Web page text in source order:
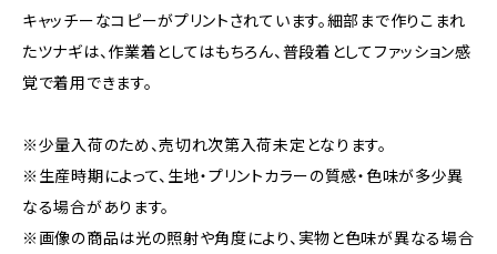
キャッチーなコピーがプリントされています。細部まで作りこまれ
たツナギは、作業着としてはもちろん、普段着としてファッション感
覚で着用できます。
※少量入荷のため、売切れ次第入荷未定となります。
※生産時期によって、生地・プリントカラーの質感・色味が多少異
なる場合があります。
※画像の商品は光の照射や角度により、実物と色味が異なる場合